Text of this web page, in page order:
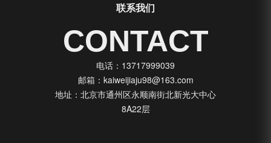
联系我们
CONTACT
电话：13717999039
邮箱：kaiweijiaju98@163.com
地址：北京市通州区永顺南街北新光大中心
8A22层